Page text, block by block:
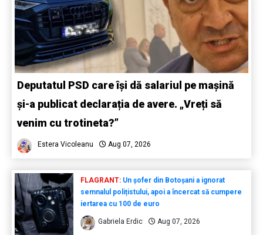
Deputatul PSD care își dă salariul pe mașină
și-a publicat declarația de avere. „Vreți să
venim cu trotineta?”
Estera Vicoleanu Aug 07, 2026
FLAGRANT: Un șofer din Botoșani a ignorat
semnalul polițistului, apoi a încercat să cumpere
iertarea cu 100 de euro
Gabriela Erdic Aug 07, 2026